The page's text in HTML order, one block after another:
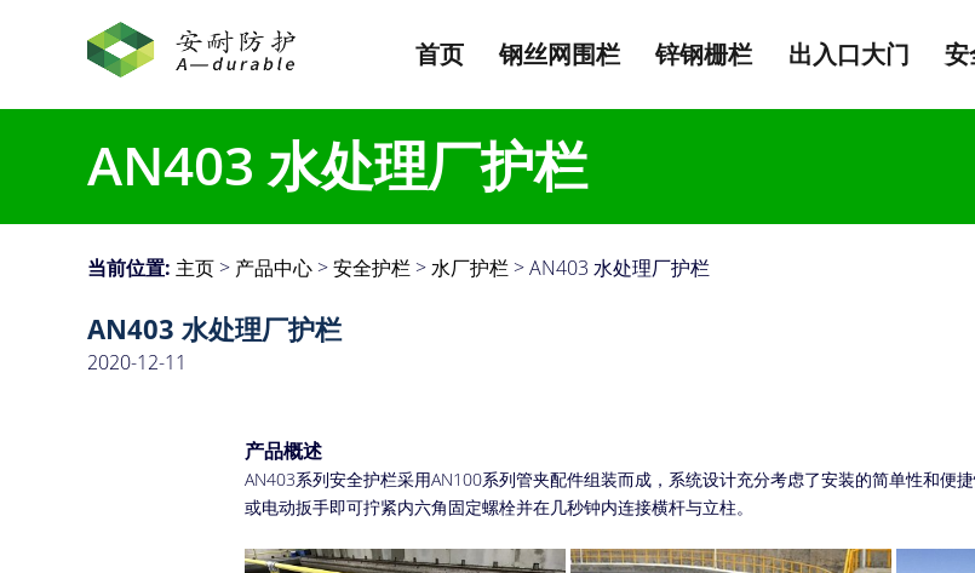
首页 钢丝网围栏 锌钢栅栏 出入口大门
AN403 水处理厂护栏
当前位置: 主页 > 产品中心 >安全护栏 >水厂护栏 > AN403 水处理厂护栏
AN403 水处理厂护栏
2020-12-11
产品概述
AN403系列安全护栏采用AN100系列管夹配件组装而成，系统设计充分考虑了安装的简单性和
或电动扳手即可拧紧内六角固定螺栓并在几秒钟内连接横杆与立柱。